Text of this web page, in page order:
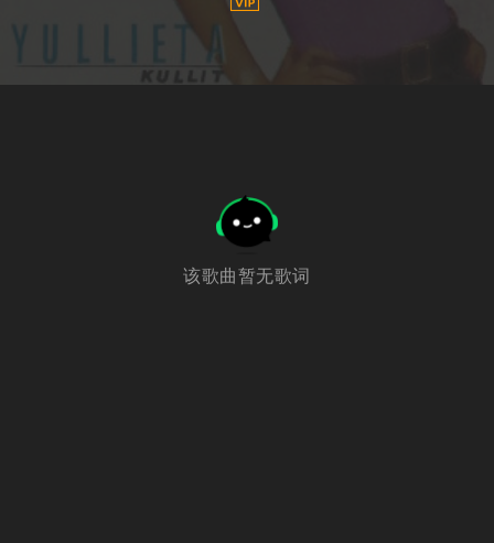
该歌曲暂无歌词